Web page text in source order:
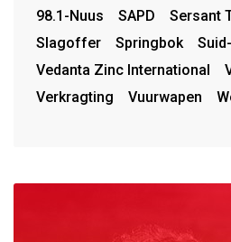
98.1-Nuus
SAPD
Sersant
Slagoffer
Springbok
Vedanta Zinc International
Verkragting
Vuurwapen